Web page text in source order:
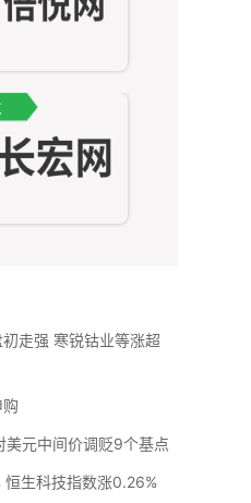
走强 寒锐钴业等涨超
美元中间价调贬9个基点
恒生科技指数涨0.26%